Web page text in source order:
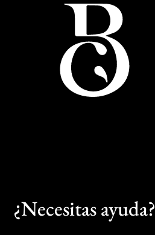
¿Necesitas ayuda?